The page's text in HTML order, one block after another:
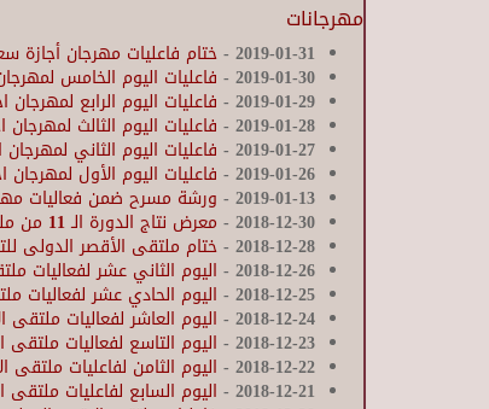
مهرجانات
2019-01-31
-ختام فاعليات مهرجان أجازة
2019-01-30
- فاعليات اليوم الخامس
2019-01-29
- فاعليات اليوم الرابع
2019-01-28
- فاعليات اليوم الثالث
2019-01-27
- فاعليات اليوم الثاني
2019-01-26
- فاعليات اليوم الأول لمهرجان
2019-01-13
- ورشة مسرح ضمن فعاليات
2018-12-30
- معرض نتاج الدورة الـ 11 من ملتقي الأقصر الدولي للتصوير
2018-12-28
-ختام ملتقى الأقصر الدولى
2018-12-26
- اليوم الثاني عشر لفعاليات
2018-12-25
- اليوم الحادي عشر لفعاليات
2018-12-24
- اليوم العاشر لفعاليات ملتقى
2018-12-23
- اليوم التاسع لفعاليات ملتقى
2018-12-22
- اليوم الثامن لفاعليات ملتقى
2018-12-21
- اليوم السابع لفاعليات